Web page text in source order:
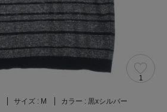
1
サイズ : M カラー : 黒xシルバー